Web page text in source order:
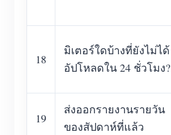
18
มิเตอร์ใดบ้างที่ยังไม่ได้
อัปโหลดใน 24 ชั่วโมง?
19
ส่งออกรายงานรายวัน
ของสัปดาห์ที่แล้ว